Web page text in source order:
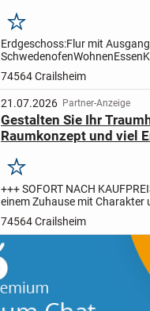
Merken
Erdgeschoss:Flur mit
SchwedenofenWohnenEssen
Elektrogeräte
Schlafen
in den...
74564 Crailsheim
21.07.2026 Partner-Anzeige
Gestalten Sie Ihr
Raumkonzept und viel
Merken
+++ SOFORT NACH
einem Zuhause mit Charakter
Einfamilienhaus auf einem
74564 Crailsheim